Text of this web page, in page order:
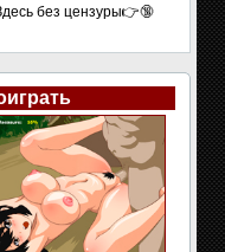
без цензуры👉🔞